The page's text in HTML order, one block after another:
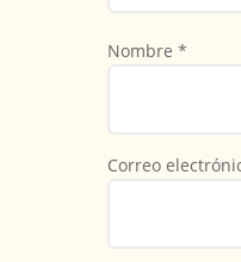
Nombre *
Correo